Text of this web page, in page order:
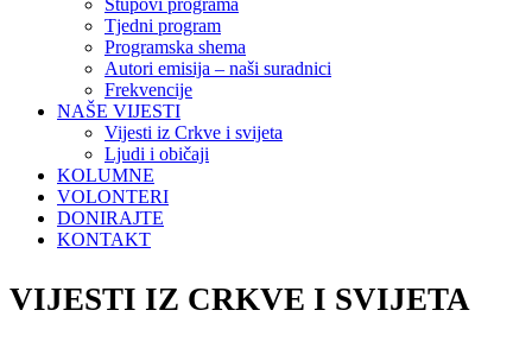
Stupovi programa
Tjedni program
Programska shema
Autori emisija – naši suradnici
Frekvencije
NAŠE VIJESTI
Vijesti iz Crkve i svijeta
Ljudi i običaji
KOLUMNE
VOLONTERI
DONIRAJTE
KONTAKT
VIJESTI IZ CRKVE I SVIJETA